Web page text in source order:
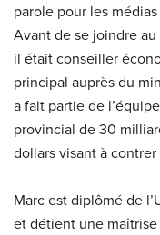
parole pour les
Avant de se joindre
il était conseiller
principal auprès du
a fait partie de
provincial de 30
dollars visant à
Marc est diplômé de
et détient une